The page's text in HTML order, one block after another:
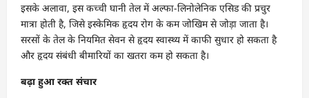
इसके अलावा, इस कच्ची घानी तेल में अल्फा-लिनोलेनिक एसिड की प्रचुर
मात्रा होती है, जिसे इस्केमिक हृदय रोग के कम जोखिम से जोड़ा जाता है।
सरसों के तेल के नियमित सेवन से हृदय स्वास्थ्य में काफी सुधार हो सकता है
और हृदय संबंधी बीमारियों का खतरा कम हो सकता है।
बढ़ा हुआ रक्त संचार